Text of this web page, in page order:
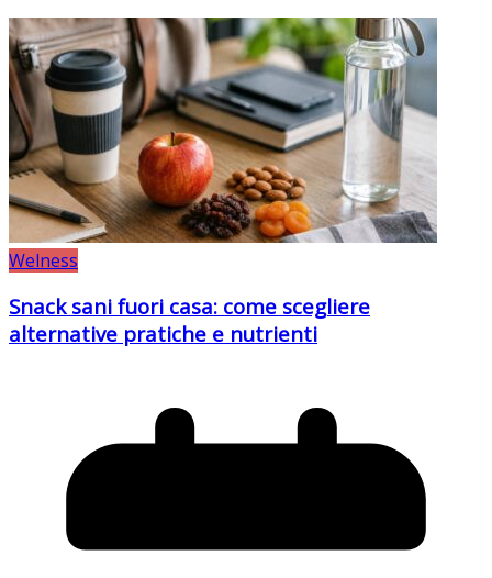
Welness
Snack sani fuori casa: come scegliere
alternative pratiche e nutrienti